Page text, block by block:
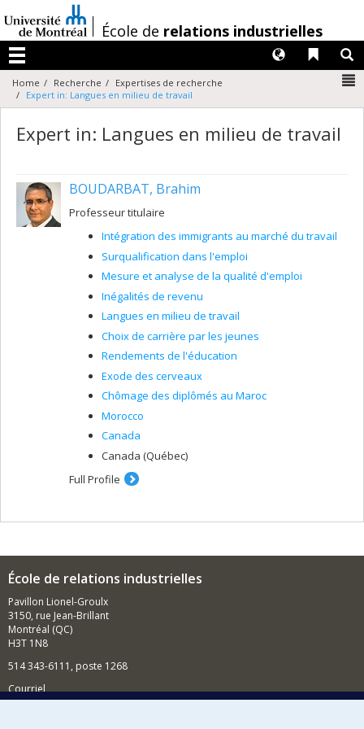
au
contenu
/École de relations industrielles
Menu
Liens
Langues
Home Recherche
Expertises de recherche
Expert in: Langues en milieu de travail
Expert in: Langues en milieu de travail
BOUDARBAT, Brahim
Professeur titulaire
Intégration des immigrants au marché du travail
Surqualification dans l'emploi
Mesure et analyse de la qualité d'emploi
Inégalités de revenu
Langues en milieu de travail
Choix de carrière par les jeunes
Rendements de l'éducation
Exode des cerveaux
Chômage des diplômés au Maroc
Morocco
Canada
Canada (Québec)
Full Profile
École de relations industrielles
Pavillon Lionel-Groulx
3150, rue Jean-Brillant
Montréal (QC)
H3T 1N8
514 343-6111, poste 1268
Courriel